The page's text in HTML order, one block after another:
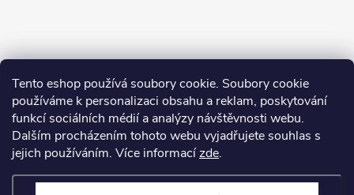
Tento eshop používá soubory cookie. Soubory cookie
používáme k personalizaci obsahu a reklam, poskytování
funkcí sociálních médií a analýzy návštěvnosti webu.
Dalším procházením tohoto webu vyjadřujete souhlas s
jejich používáním. Více informacízde.
Sledovat na Instagramu